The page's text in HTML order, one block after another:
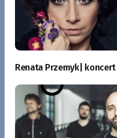
Renata Przemyk| koncert